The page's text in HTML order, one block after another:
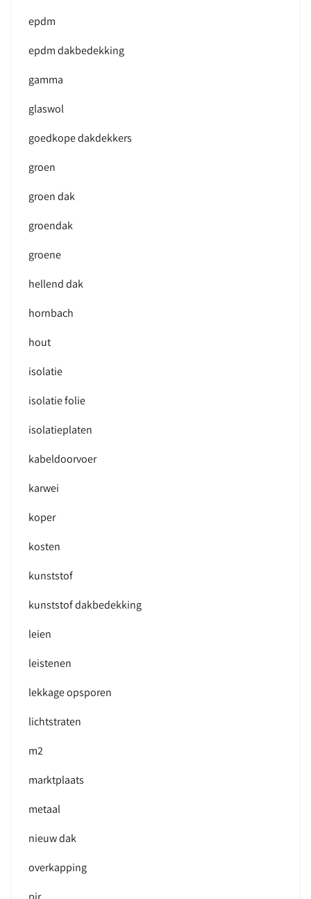
epdm
epdm dakbedekking
gamma
glaswol
goedkope dakdekkers
groen
groen dak
groendak
groene
hellend dak
hornbach
hout
isolatie
isolatie folie
isolatieplaten
kabeldoorvoer
karwei
koper
kosten
kunststof
kunststof dakbedekking
leien
leistenen
lekkage opsporen
lichtstraten
m2
marktplaats
metaal
nieuw dak
overkapping